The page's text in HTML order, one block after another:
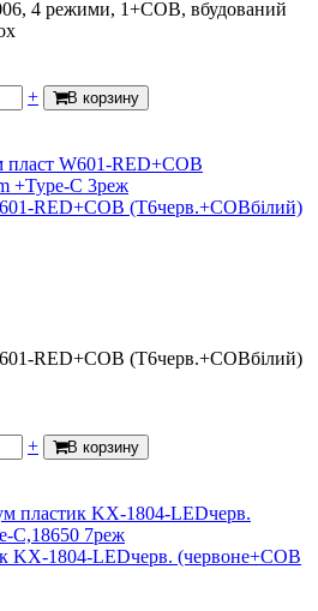
4 режими, 1+COB, вбудований
+ В корзину
RED+COB (T6черв.+COBбілий)
RED+COB (T6черв.+COBбілий)
+ В корзину
KX-1804-LEDчерв. (червоне+СОВ